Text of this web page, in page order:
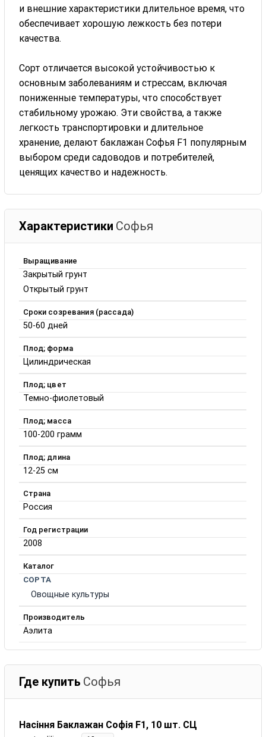
и внешние характеристики длительное время, что
обеспечивает хорошую лежкость без потери
качества.
Сорт отличается высокой устойчивостью к
основным заболеваниям и стрессам, включая
пониженные температуры, что способствует
стабильному урожаю. Эти свойства, а также
легкость транспортировки и длительное
хранение, делают баклажан Софья F1 популярным
выбором среди садоводов и потребителей,
ценящих качество и надежность.
Характеристики Софья
Выращивание
Закрытый грунт
Открытый грунт
Сроки созревания (рассада)
50-60 дней
Плод; форма
Цилиндрическая
Плод; цвет
Темно-фиолетовый
Плод; масса
100-200 грамм
Плод; длина
12-25 см
Страна
Россия
Год регистрации
2008
Каталог
СОРТА
Овощные культуры
Производитель
Аэлита
Где купить Софья
Насіння Баклажан Софія F1, 10 шт. СЦ